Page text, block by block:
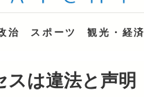
治 スポーツ 観光・経済
スは違法と声明